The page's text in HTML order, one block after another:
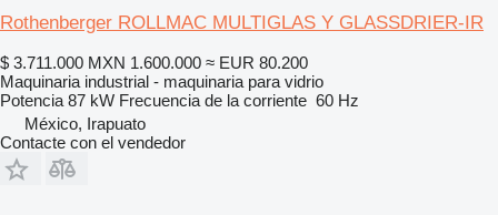
Rothenberger ROLLMAC MULTIGLAS Y GLASSDRIER-IR
$ 3.711.000 MXN 1.600.000 ≈ EUR 80.200
Maquinaria industrial - maquinaria para vidrio
Potencia 87 kW Frecuencia de la corriente 60 Hz
México, Irapuato
Contacte con el vendedor